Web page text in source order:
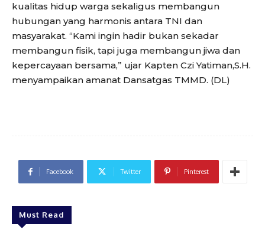
kualitas hidup warga sekaligus membangun
hubungan yang harmonis antara TNI dan
masyarakat. “Kami ingin hadir bukan sekadar
membangun fisik, tapi juga membangun jiwa dan
kepercayaan bersama,” ujar Kapten Czi Yatiman,S.H.
menyampaikan amanat Dansatgas TMMD. (DL)
Facebook Twitter Pinterest
Must Read